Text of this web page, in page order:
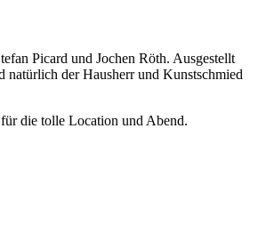
Picard und Jochen Röth. Ausgestellt
natürlich der Hausherr und Kunstschmied
die tolle Location und Abend.